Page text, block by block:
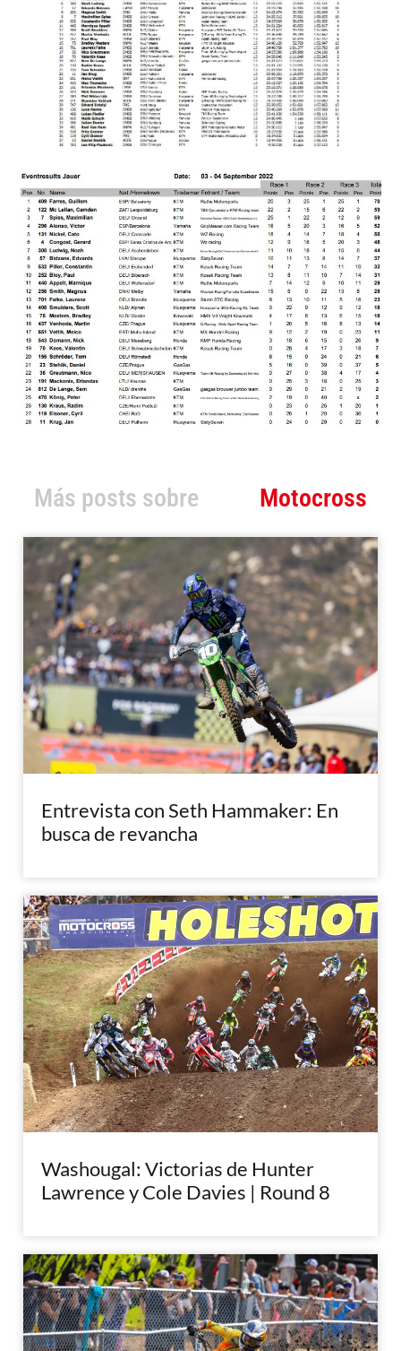
Más posts sobre Motocross
Entrevista con Seth Hammaker: En
busca de revancha
Washougal: Victorias de Hunter
Lawrence y Cole Davies | Round 8